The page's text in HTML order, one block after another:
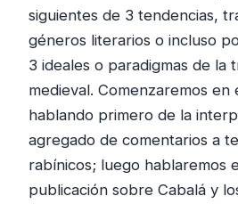
siguientes de 3 tendencias,
géneros literarios o incluso
3 ideales o paradigmas de la
medieval. Comenzaremos en
hablando primero de la
agregado de comentarios a
rabínicos; luego hablaremos
publicación sobre Cabalá y